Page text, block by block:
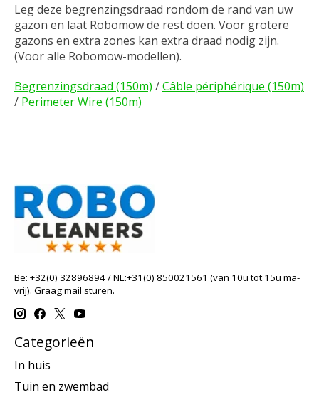
Leg deze begrenzingsdraad rondom de rand van uw
gazon en laat Robomow de rest doen. Voor grotere
gazons en extra zones kan extra draad nodig zijn.
(Voor alle Robomow-modellen).
Begrenzingsdraad (150m) /Câble périphérique (150m)
/ Perimeter Wire (150m)
Be: +32(0) 32896894 / NL:+31(0) 850021561 (van 10u tot 15u ma-
vrij). Graag mail sturen.
Categorieën
In huis
Tuin en zwembad